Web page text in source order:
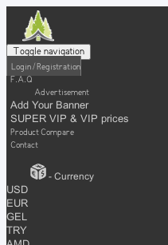
Toggle navigation
Login / Registration
F.A.Q
Advertisement
Add Your Banner
SUPER VIP & VIP prices
Product Compare
Contact
- Currency
USD
EUR
GEL
TRY